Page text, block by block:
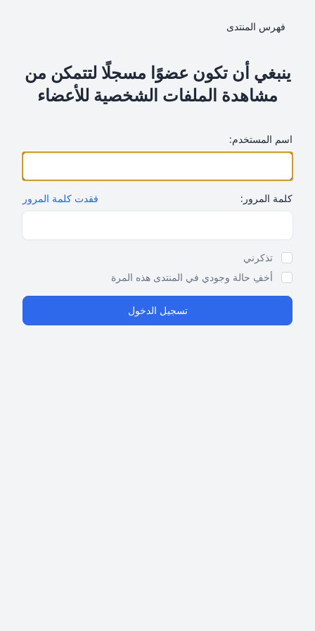
فهرس المنتدى
ينبغي أن تكون عضوًا مسجلًا لتتمكن من
مشاهدة الملفات الشخصية للأعضاء
اسم المستخدم:
كلمة المرور: فقدت كلمة المرور
تذكرني
أخفِ حالة وجودي في المنتدى هذه المرة